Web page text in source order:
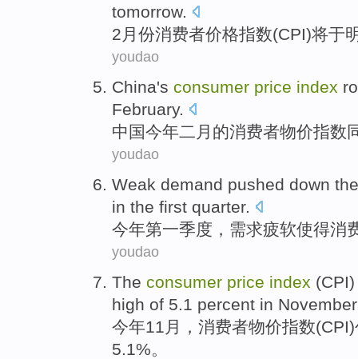
tomorrow.
2 月份消费者价格指数(CPI)将于
youdao
China's consumer price index
February.
中国今年二月的消费者物价指数
youdao
Weak demand pushed down
in the first quarter.
今年第一季度 ， 需求疲软使得消
youdao
The consumer price index (CPI
high of 5.1 percent in November
今年11 月， 消费者物价指数(CPI)
5.1%。